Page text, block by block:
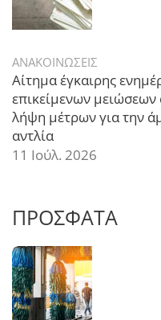
ΑΝΑΚΟΙΝΩΣΕΙΣ
Αίτημα έγκαιρης
επικείμενων μειώσεων
λήψη μέτρων για την
αντλία
11 Ιούλ. 2026
ΠΡΟΣΦΑΤΑ